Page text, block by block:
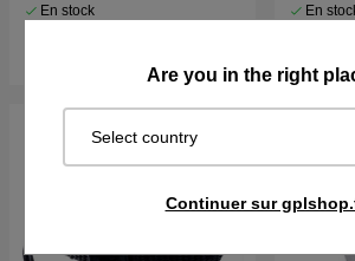
Are you in the right
Select country
Continuer sur
En stock En